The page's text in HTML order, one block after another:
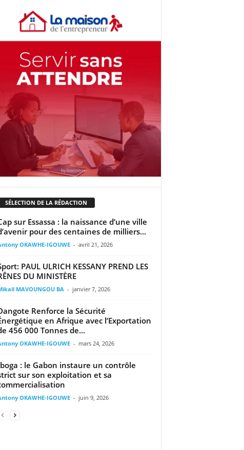
SÉLECTION DE LA RÉDACTION
sur Essassa : la naissance d’une ville
pour des centaines de milliers...
OKAWHE-IGOUWE - avril 21, 2026
PAUL ULRICH KESSANY PREND LES
DU MINISTÈRE
MAVOUNGOU BA - janvier 7, 2026
Renforce la Sécurité
en Afrique avec l’Exportation
456 000 Tonnes de...
OKAWHE-IGOUWE - mars 24, 2026
: le Gabon instaure un contrôle
sur son exploitation et sa
OKAWHE-IGOUWE - juin 9, 2026